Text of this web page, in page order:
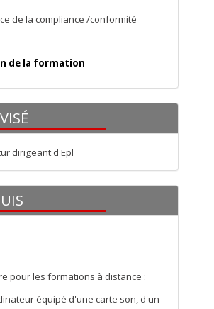
de la compliance /conformité
de la formation
dirigeant d'Epl
pour les formations à distance :
équipé d'une carte son, d'un